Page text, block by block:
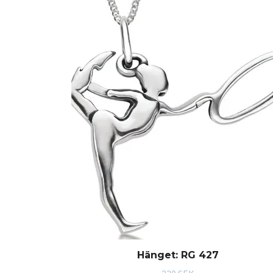
Hänget: RG 427